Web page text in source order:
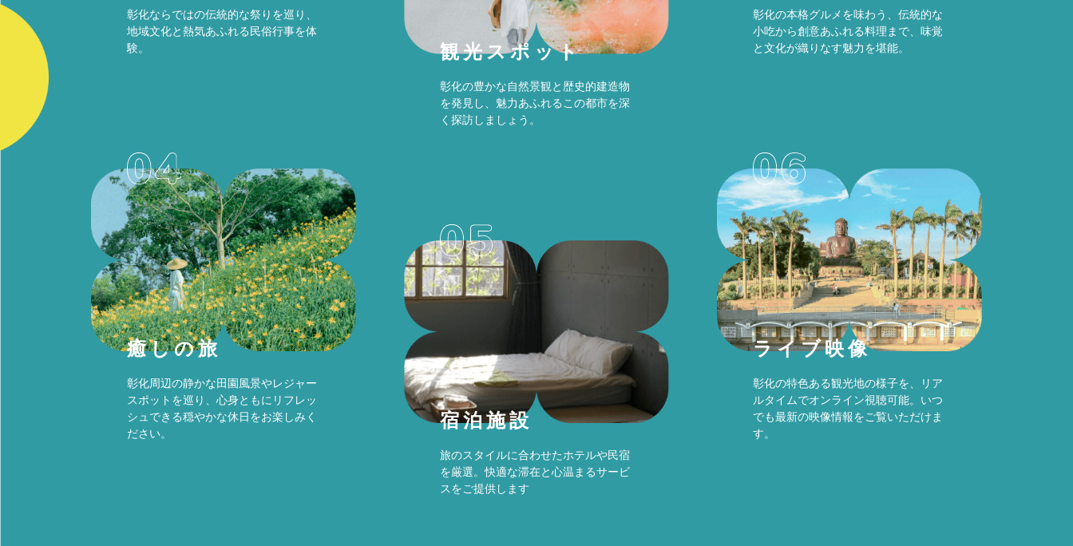
彰化ならではの伝統的な祭りを巡り、
地域文化と熱気あふれる民俗行事を体
験。
観光スポット
彰化の豊かな自然景観と歴史的建造物
を発見し、魅力あふれるこの都市を深
く探訪しましょう。
彰化の本格グルメを味わう、伝統的な
小吃から創意あふれる料理まで、味覚
と文化が織りなす魅力を堪能。
癒しの旅
彰化周辺の静かな田園風景やレジャー
スポットを巡り、心身ともにリフレッ
シュできる穏やかな休日をお楽しみく
ださい。
宿泊施設
旅のスタイルに合わせたホテルや民宿
を厳選。快適な滞在と心温まるサービ
スをご提供します
ライブ映像
彰化の特色ある観光地の様子を、リア
ルタイムでオンライン視聴可能。いつ
でも最新の映像情報をご覧いただけま
す。